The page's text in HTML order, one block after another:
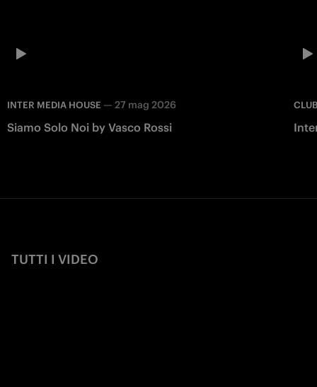
INTER MEDIA HOUSE — 27 mag 2026
Siamo Solo Noi by Vasco Rossi
TUTTI I VIDEO